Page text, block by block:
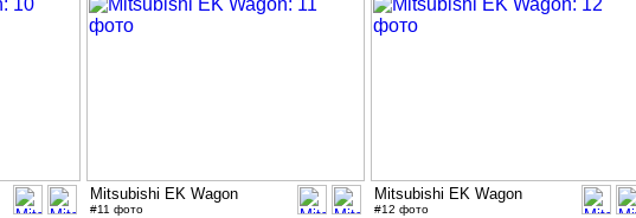
Mitsubishi EK Wagon
#11 фото
Mitsubishi EK Wagon
#12 фото